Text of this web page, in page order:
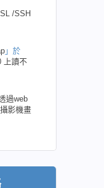
/SSH
」於
上讀不
過web
影機畫